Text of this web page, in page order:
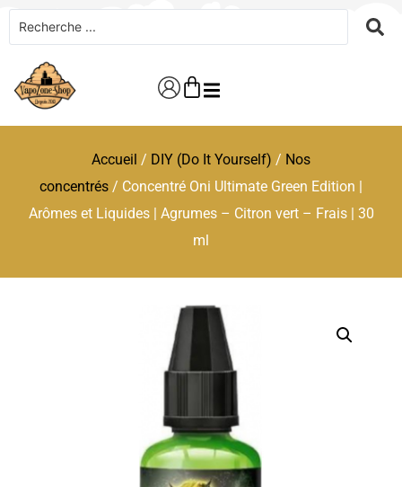
Accueil / DIY (Do It Yourself) / Nos
concentrés / Concentré Oni Ultimate Green Edition |
Arômes et Liquides | Agrumes – Citron vert – Frais | 30
ml